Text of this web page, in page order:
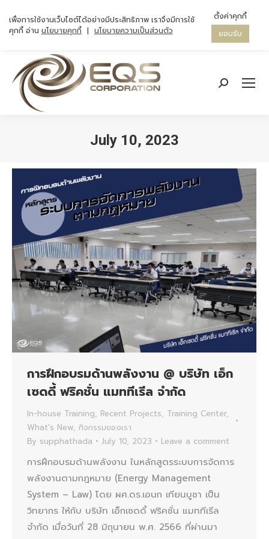
Search:
July 10, 2023
การฝึกอบรมด้านพลังงาน @ บริษัท เอ็ก
เซดดี้ ฟริคชั่น แมททีเรีล จำกัด
In-house Training, Recent Projects, Training Center,
What's New, กิจกรรมของเรา
By supphathada July 10, 2023 Leave a comment
การฝึกอบรมด้านพลังงาน ในหลักสูตรระบบการจัดการ
พลังงานตามกฎหมาย (Energy Management
System – Law) โดย ผศ.ดร.เอนก เทียนบูชา เป็น
วิทยากร ให้กับ บริษัท เอ็กเซดดี้ ฟริคชั่น แมททีเรีล
จำกัด เมื่อวันที่ 28 มิถุนายน พ.ศ. 2566 ที่ผ่านมา
เพื่อการใช้งานเว็บไซต์ได้อย่างมีประสิทธิภาพ เราจึงมีการใช้
คุกกี้ อ่าน นโยบายคุกกี้ | นโยบายความเป็นส่วนตัว
ตั้งค่าคุกกี้
ยอมรับ